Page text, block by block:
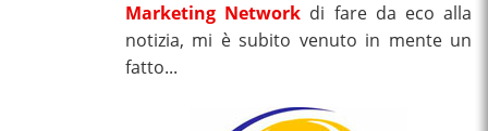
Marketing Network di fare da eco alla
notizia, mi è subito venuto in mente un
fatto...